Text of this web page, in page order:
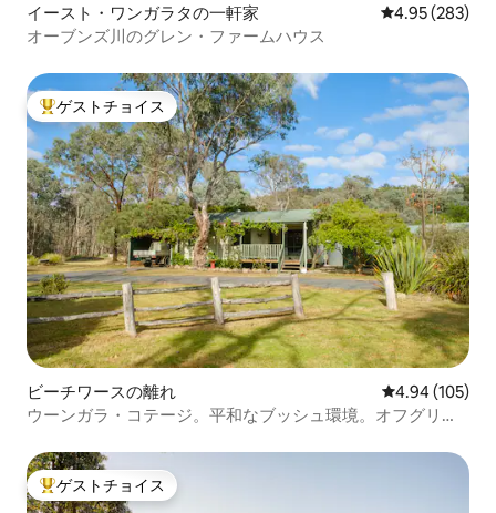
イースト・ワンガラタの一軒家 レビュー283
4.95 (283)
オーブンズ川のグレン・ファームハウス
大好評のゲストチョイスです。
ゲストチョイス
ビーチワースの離れ レビュー105
4.94 (105)
ウーンガラ・コテージ。平和なブッシュ環境。オフグリッ
大好評のゲストチョイスです。
ゲストチョイス